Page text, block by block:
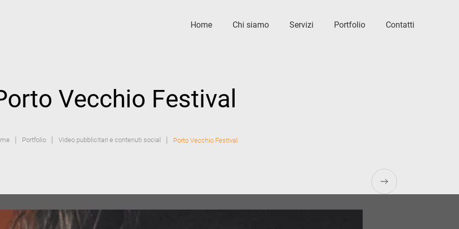
Home Chi siamo Servizi Portfolio Contatti
Vecchio Festival
| Portfolio | Video pubblicitari e contenuti social | Porto Vecchio Festival